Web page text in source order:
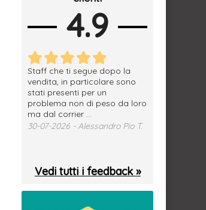
4.9
Staff che ti segue dopo la
vendita, in particolare sono
stati presenti per un
problema non di peso da loro
ma dal corrier ...
30-07-2026 - Alessandro Pio T.
Vedi tutti i feedback »